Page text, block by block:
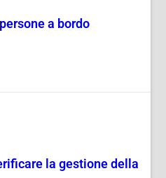
a bordo
la gestione della